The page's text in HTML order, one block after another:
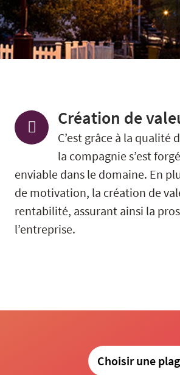
Création de
C’est grâce à la qualité
la compagnie s’est
enviable dans le domaine. En
de motivation, la création de
rentabilité, assurant ainsi la
l’entreprise.
Choisir une